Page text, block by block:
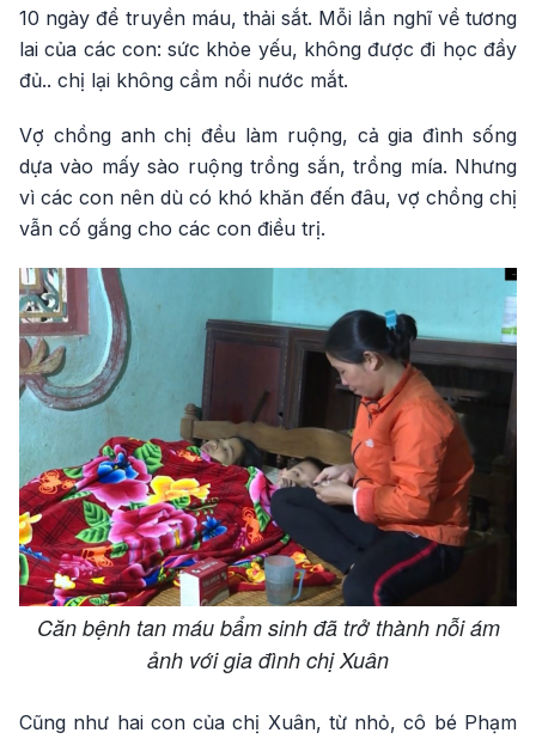
10 ngày để truyền máu, thải sắt. Mỗi lần nghĩ về tương
lai của các con: sức khỏe yếu, không được đi học đầy
đủ.. chị lại không cầm nổi nước mắt.
Vợ chồng anh chị đều làm ruộng, cả gia đình sống
dựa vào mấy sào ruộng trồng sắn, trồng mía. Nhưng
vì các con nên dù có khó khăn đến đâu, vợ chồng chị
vẫn cố gắng cho các con điều trị.
Căn bệnh tan máu bẩm sinh đã trở thành nỗi ám
ảnh với gia đình chị Xuân
Cũng như hai con của chị Xuân, từ nhỏ, cô bé Phạm